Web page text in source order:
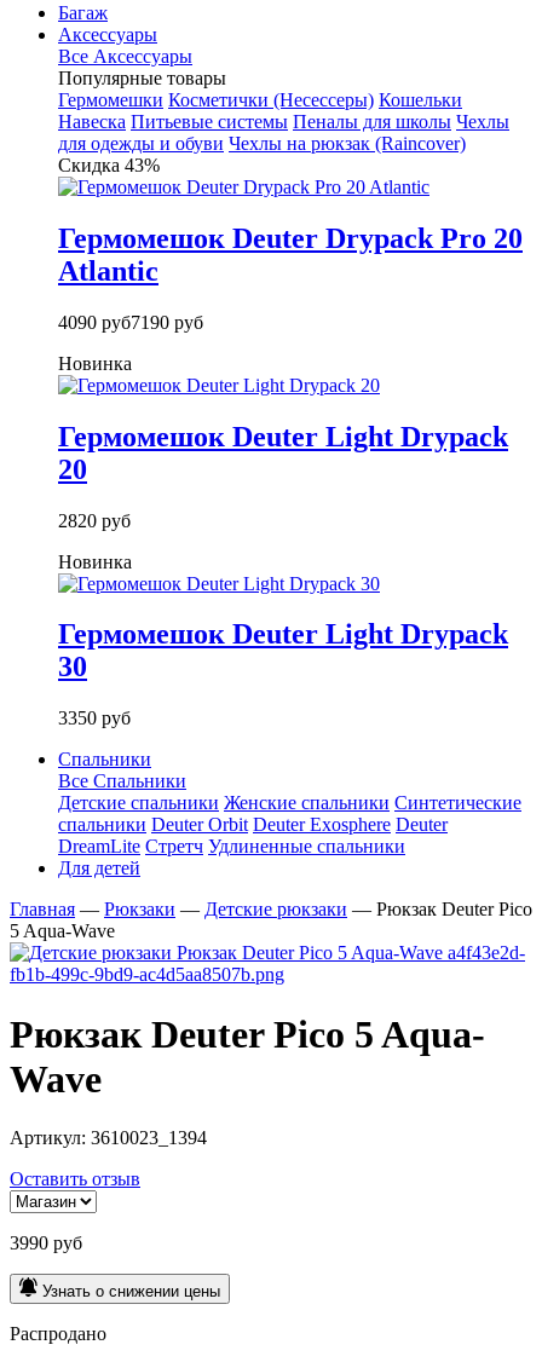
Багаж
Аксессуары
Все Аксессуары
Популярные товары
Гермомешки Косметички (Несессеры) Кошельки
Навеска Питьевые системы Пеналы для школы Чехлы
для одежды и обуви Чехлы на рюкзак (Raincover)
Скидка 43%
Гермомешок Deuter Drypack Pro 20
Atlantic
4090 руб7190 руб
Новинка
Гермомешок Deuter Light Drypack
20
2820 руб
Новинка
Гермомешок Deuter Light Drypack
30
3350 руб
Спальники
Все Спальники
Детские спальники Женские спальники Синтетические
спальники Deuter Orbit Deuter Exosphere Deuter
DreamLite Стретч Удлиненные спальники
Для детей
Главная — Рюкзаки — Детские рюкзаки — Рюкзак Deuter Pico
5 Aqua-Wave
Рюкзак Deuter Pico 5 Aqua-
Wave
Артикул: 3610023_1394
Оставить отзыв
3990 руб
Узнать о снижении цены
Распродано